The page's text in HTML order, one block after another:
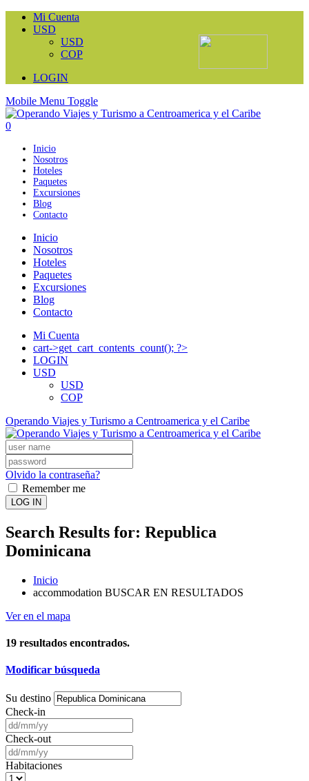
Mi Cuenta
USD
USD
COP
LOGIN
Mobile Menu Toggle
0
Inicio
Nosotros
Hoteles
Paquetes
Excursiones
Blog
Contacto
Inicio
Nosotros
Hoteles
Paquetes
Excursiones
Blog
Contacto
Mi Cuenta
cart->get_cart_contents_count(); ?>
LOGIN
USD
USD
COP
Operando Viajes y Turismo a Centroamerica y el Caribe
Olvido la contraseña?
Remember me
LOG IN
Search Results for: Republica
Dominicana
Inicio
accommodation BUSCAR EN RESULTADOS
Ver en el mapa
19 resultados encontrados.
Modificar búsqueda
Su destino
Check-in
Check-out
Habitaciones